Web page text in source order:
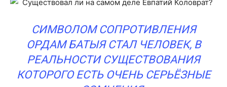
СИМВОЛОМ СОПРОТИВЛЕНИЯ
ОРДАМ БАТЫЯ СТАЛ ЧЕЛОВЕК, В
РЕАЛЬНОСТИ СУЩЕСТВОВАНИЯ
КОТОРОГО ЕСТЬ ОЧЕНЬ СЕРЬЁЗНЫЕ